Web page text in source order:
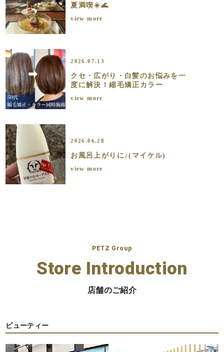
夏満喫☀️🌊
view more
2026.07.13
クセ・広がり・白髪のお悩みを一
度に解決！縮毛矯正カラー
view more
2026.06.28
お風呂上がりに♪(マイケル)
view more
PETZ Group
Store Introduction
店舗のご紹介
ビューティー